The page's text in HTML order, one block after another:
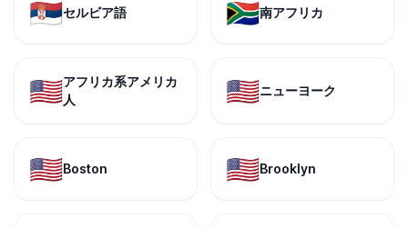
🇷🇸セルビア語 🇿🇦南アフリカ
🇺🇸アフリカ系アメリカ
人
🇺🇸ニューヨーク
🇺🇸Boston 🇺🇸Brooklyn